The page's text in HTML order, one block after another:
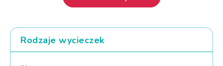
Rodzaje wycieczek